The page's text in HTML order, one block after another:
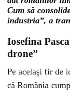
Cum să
industria”, a
Iosefina
drone”
Pe acelaşi fir de
că România